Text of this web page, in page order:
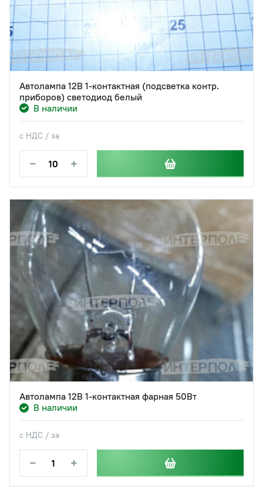
Автолампа 12В 1-контактная (подсветка контр.
приборов) светодиод белый
В наличии
с НДС / за
− +
Автолампа 12В 1-контактная фарная 50Вт
В наличии
с НДС / за
− +